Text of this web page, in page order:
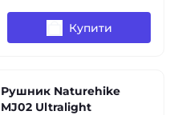
Купити
Рушник Naturehike
MJ02 Ultralight